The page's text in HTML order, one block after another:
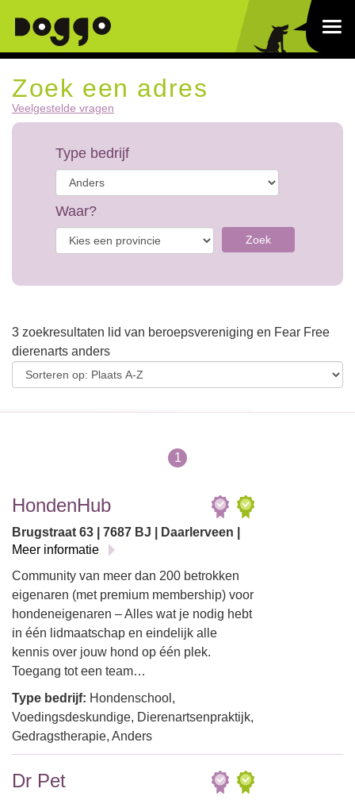
Zoek een adres
Veelgestelde vragen
Type bedrijf
Waar?
Zoek
3 zoekresultaten lid van beroepsvereniging en Fear Free
dierenarts anders
1
HondenHub
Brugstraat 63 | 7687 BJ | Daarlerveen |
Meer informatie
Community van meer dan 200 betrokken
eigenaren (met premium membership) voor
hondeneigenaren – Alles wat je nodig hebt
in één lidmaatschap en eindelijk alle
kennis over jouw hond op één plek.
Toegang tot een team…
Type bedrijf: Hondenschool,
Voedingsdeskundige, Dierenartsenpraktijk,
Gedragstherapie, Anders
Dr Pet